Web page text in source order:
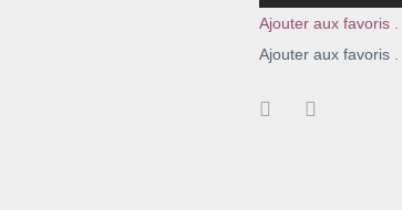
Ajouter aux favoris .
Ajouter aux favoris .